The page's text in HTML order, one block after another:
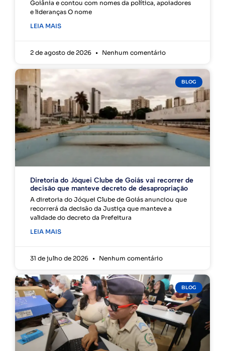
Goiânia e contou com nomes da política, apoiadores
e lideranças O nome
LEIA MAIS
2 de agosto de 2026 Nenhum comentário
BLOG
Diretoria do Jóquei Clube de Goiás vai recorrer de
decisão que manteve decreto de desapropriação
A diretoria do Jóquei Clube de Goiás anunciou que
recorrerá da decisão da Justiça que manteve a
validade do decreto da Prefeitura
LEIA MAIS
31 de julho de 2026 Nenhum comentário
BLOG